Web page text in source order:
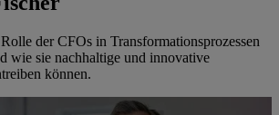
der CFOs in Transformationsprozessen
wie sie nachhaltige und innovative
können.